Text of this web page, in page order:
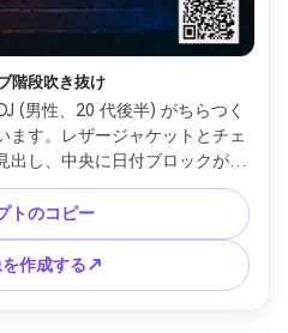
階段吹き抜け
(男性、20 代後半) がちらつく
ます。レザージャケットとチェ
し、中央に日付ブロックが付
構成、右下に QR RSVP 要素、
質感、ムーディーな赤と青の照
f/1.8、強力なリーディングラ
リアルなグレイン、シャープな
刷可能なレイアウト、透かしな
ar 4:5
トのコピー
を作成する↗